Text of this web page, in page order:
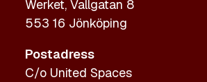
Werket, Vallgatan 8
553 16 Jönköping
Postadress
C/o United Spaces